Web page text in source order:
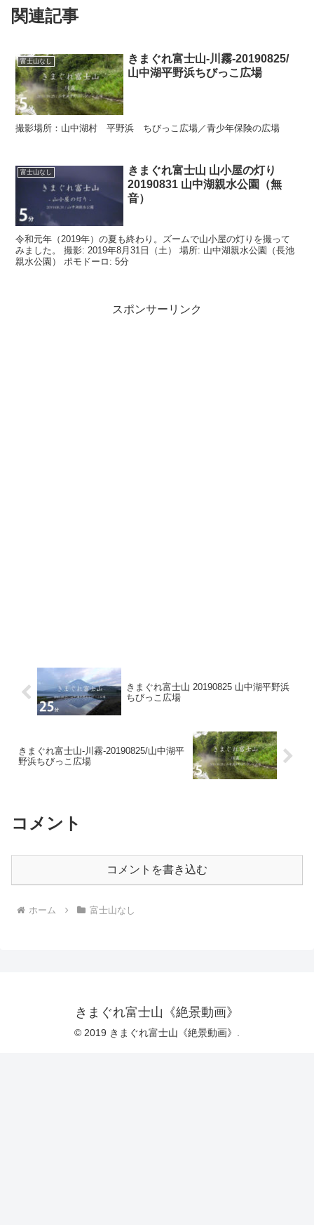
関連記事
富士山なし
きまぐれ富士山-川霧-20190825/
山中湖平野浜ちびっこ広場
撮影場所：山中湖村 平野浜 ちびっこ広場／青少年保険の広場
富士山なし
きまぐれ富士山 山小屋の灯り
20190831 山中湖親水公園（無
音）
令和元年（2019年）の夏も終わり。ズームで山小屋の灯りを撮って
みました。 撮影: 2019年8月31日（土） 場所: 山中湖親水公園（長池
親水公園） ポモドーロ: 5分
スポンサーリンク
きまぐれ富士山 20190825 山中湖平野浜
ちびっこ広場
きまぐれ富士山-川霧-20190825/山中湖平
野浜ちびっこ広場
コメント
コメントを書き込む
ホーム 富士山なし
きまぐれ富士山《絶景動画》
© 2019 きまぐれ富士山《絶景動画》.